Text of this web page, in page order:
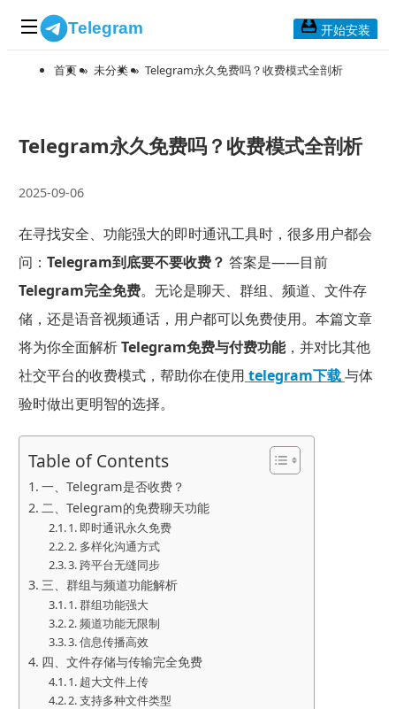
Telegram
应用下载
Telegram Mac版
Telegram安卓版
Telegram Web版
开始安装
首页 » 未分类 » Telegram永久免费吗？收费模式全剖析
Telegram永久免费吗？收费模式全剖析
2025-09-06
在寻找安全、功能强大的即时通讯工具时，很多用户都会
问： Telegram到底要不要收费？ 答案是——目前
Telegram完全免费。无论是聊天、群组、频道、文件存
储，还是语音视频通话，用户都可以免费使用。本篇文章
将为你全面解析Telegram免费与付费功能，并对比其他
社交平台的收费模式，帮助你在使用 telegram下载与体
验时做出更明智的选择。
Table of Contents
一、Telegram是否收费？
二、Telegram的免费聊天功能
1. 即时通讯永久免费
2. 多样化沟通方式
3. 跨平台无缝同步
三、群组与频道功能解析
1. 群组功能强大
2. 频道功能无限制
3. 信息传播高效
四、文件存储与传输完全免费
1. 超大文件上传
2. 支持多种文件类型